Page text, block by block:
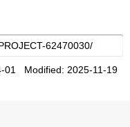
01 Modified: 2025-11-19